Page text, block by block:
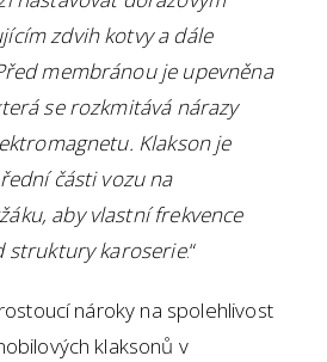
zdvih kotvy a dále
membránou je upevněna
se rozkmitává nárazy
Klakson je
části vozu na
aby vlastní frekvence
struktury karoserie.“
nároky na spolehlivost
klaksonů v